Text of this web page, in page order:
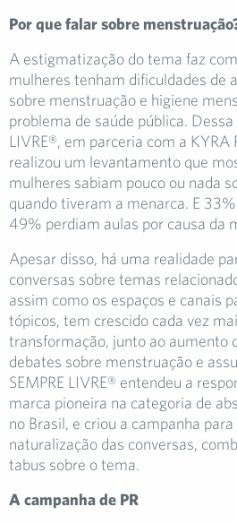
Por que falar sobre
A estigmatização do tema faz
mulheres tenham dificuldades de
sobre menstruação e higiene
problema de saúde pública. Dessa
LIVRE®, em parceria com a
realizou um levantamento que
mulheres sabiam pouco ou nada
quando tiveram a menarca. E
49% perdiam aulas por causa da
Apesar disso, há uma realidade
conversas sobre temas
assim como os espaços e canais
tópicos, tem crescido cada vez
transformação, junto ao aumento
debates sobre menstruação e
SEMPRE LIVRE® entendeu a
marca pioneira na categoria de
no Brasil, e criou a campanha
naturalização das conversas,
tabus sobre o tema.
A campanha de PR